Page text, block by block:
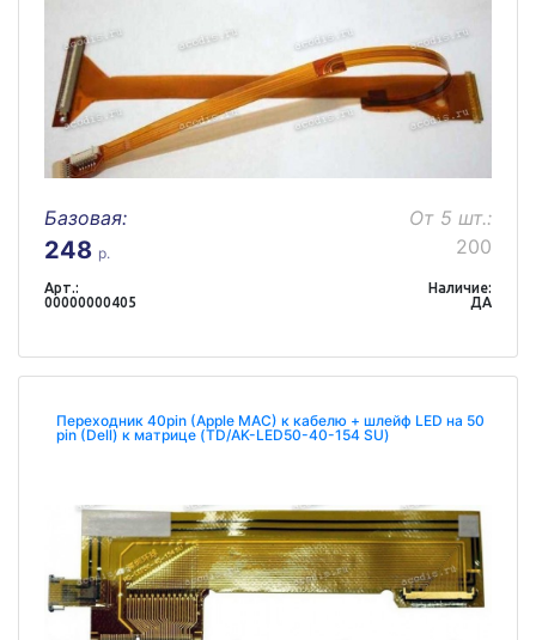
Базовая:
248 р.
От 5 шт.:
200
Арт.:
00000000405
Наличие:
ДА
Переходник 40pin (Apple MAC) к кабелю + шлейф LED на 50
pin (Dell) к матрице (TD/AK-LED50-40-154 SU)